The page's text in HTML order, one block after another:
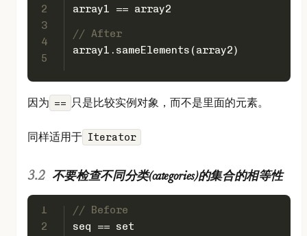
2
3
4
5
array1 == array2
// After
array1.sameElements(array2)
因为 == 只是比较实例对象，而不是里面的元素。
同样适用于 Iterator
不要检查不同分类(categories)的集合的相等性
1
2
// Before
seq == set